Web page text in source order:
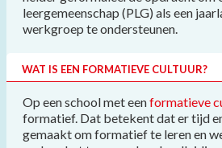
leergemeenschap (PLG) als een
werkgroep te ondersteunen.
WAT IS EEN FORMATIEVE CULTUUR?
Op een school met eenformatieve
formatief. Dat betekent dat er tijd
gemaakt om formatief te leren en